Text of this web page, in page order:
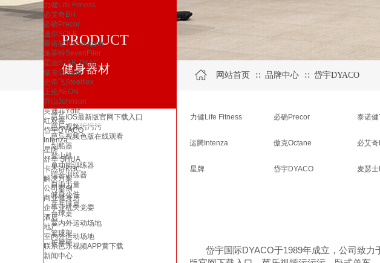
力健Life Fitness
必艾奇BH
必确Precor
速尔SOLE
泰诺健Technogym
施菲特SevenFiter
星驰STAR TRAC
傲克Octane
史帝飞Steelflex
正伦AEON
乔山Johnson
英迪菲Ydfit
红双喜
岱宇DYACO
Intenza
星牌
舒华 SHUA
卡杰诗KGC
解决方案
公司案例
商业健身房
企事业机关党委
酒店
地产
室内外运动场地
联系芭乐视频APP黄下载
新闻中心
芭乐IOS最新版官网下载入口
芭乐视频污污污
芭乐视频色版在线观看
划船器
登山机
单功能训练器
综合训练器
自由力量
健身小件
乒乓球桌
台球桌
室内外运动场地
篮球架
按摩椅
健身器材
PRODUCT
网站首页 ∷ 品牌中心 ∷ 岱宇DYACO
力健Life Fitness
星牌 岱宇DYACO 麦瑟
必确Precor
运腾Intenza 必艾奇
泰诺
傲克Octane
岱宇国际DYACO于1989年成立，公司